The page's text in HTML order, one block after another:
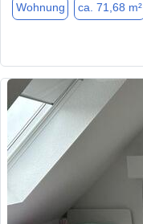
Wohnung ca. 71,68 m²